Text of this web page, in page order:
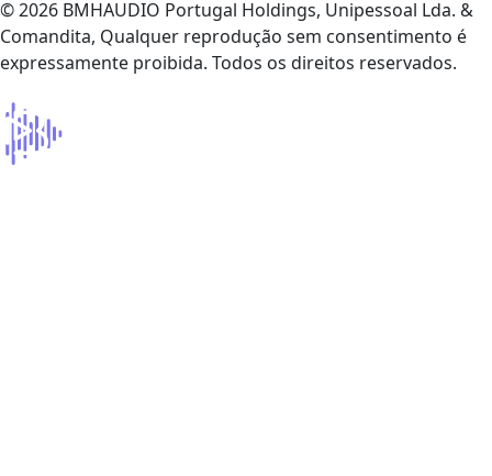
© 2026 BMHAUDIO Portugal Holdings, Unipessoal Lda. &
Comandita, Qualquer reprodução sem consentimento é
expressamente proibida. Todos os direitos reservados.